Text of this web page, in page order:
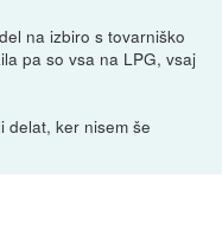
na izbiro s tovarniško
pa so vsa na LPG, vsaj
delat, ker nisem še